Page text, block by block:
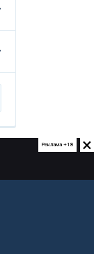
×
Реклама +18